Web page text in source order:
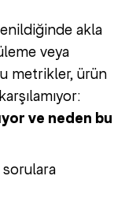
akla
veya
metrikler, ürün
ve neden bu